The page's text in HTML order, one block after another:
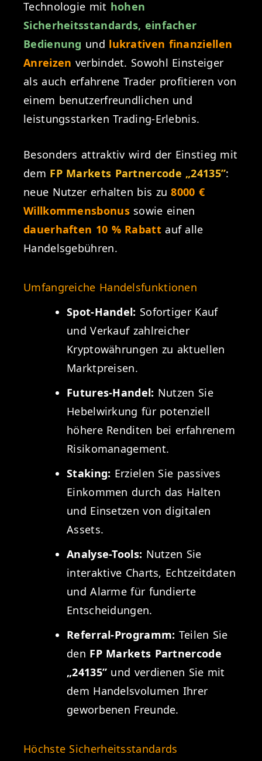
Technologie mit hohen
Sicherheitsstandards, einfacher
Bedienung und lukrativen finanziellen
Anreizen verbindet. Sowohl Einsteiger
als auch erfahrene Trader profitieren von
einem benutzerfreundlichen und
leistungsstarken Trading-Erlebnis.
Besonders attraktiv wird der Einstieg mit
dem FP Markets Partnercode „24135”:
neue Nutzer erhalten bis zu8000 €
Willkommensbonussowie einen
dauerhaften 10 % Rabattauf alle
Handelsgebühren.
Umfangreiche Handelsfunktionen
Spot-Handel: Sofortiger Kauf
und Verkauf zahlreicher
Kryptowährungen zu aktuellen
Marktpreisen.
Futures-Handel: Nutzen Sie
Hebelwirkung für potenziell
höhere Renditen bei erfahrenem
Risikomanagement.
Staking: Erzielen Sie passives
Einkommen durch das Halten
und Einsetzen von digitalen
Assets.
Analyse-Tools: Nutzen Sie
interaktive Charts, Echtzeitdaten
und Alarme für fundierte
Entscheidungen.
Referral-Programm: Teilen Sie
den FP Markets Partnercode
„24135” und verdienen Sie mit
dem Handelsvolumen Ihrer
geworbenen Freunde.
Höchste Sicherheitsstandards